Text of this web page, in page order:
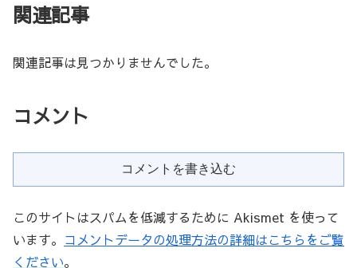
関連記事
関連記事は見つかりませんでした。
コメント
コメントを書き込む
このサイトはスパムを低減するために Akismet を使って
います。 コメントデータの処理方法の詳細はこちらをご覧
ください。